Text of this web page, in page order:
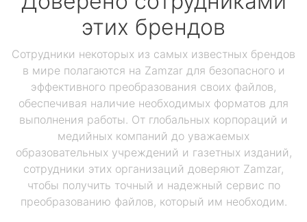
этих брендов
Сотрудники некоторых из самых известных брендов
в мире полагаются на Zamzar для безопасного и
эффективного преобразования своих файлов,
обеспечивая наличие необходимых форматов для
выполнения работы. От глобальных корпораций и
медийных компаний до уважаемых
образовательных учреждений и газетных изданий,
сотрудники этих организаций доверяют Zamzar,
чтобы получить точный и надежный сервис по
преобразованию файлов, который им необходим.